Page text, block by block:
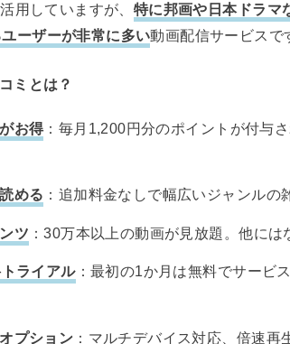
用していますが、 特に邦画や日本ドラマ
ーザーが非常に多い動画配信サービスで
ミとは？
お得：毎月1,200円分のポイントが付与
める ：追加料金なしで幅広いジャンルの
ツ ：30万本以上の動画が見放題。他に
ライアル：最初の1か月は無料でサービ
プション ：マルチデバイス対応、倍速